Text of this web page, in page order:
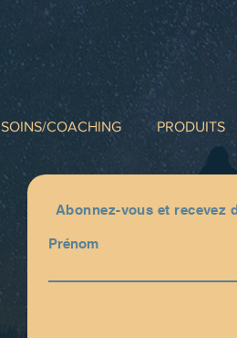
SOINS/COACHING PRODUITS
Abonnez-vous et recevez
Prénom